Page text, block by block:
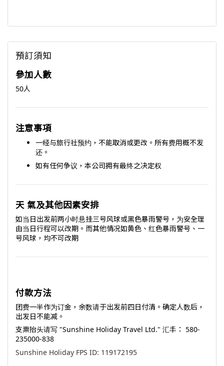
預訂須知
參加人數
50人
注意事項
一经与旅行社预约，不能取消或更改。所有费用概不发
还。
如有任何争议，本公司拥有最终之决定权
天 氣及其他因素安排
如当日出发前两小时悬挂三号风球或黑色暴雨警号，为安全理
由当日行程可以改期。而其他情况如黄色、红色暴雨警号、一
号风球，均不可改期
付款方法
团费一半作为订金，余数请于出发前四日付清。确定人数后，
出发日不能减。
支票抬头请写 "Sunshine Holiday Travel Ltd." 汇丰： 580-
235000-838
Sunshine Holiday FPS ID: 119172195